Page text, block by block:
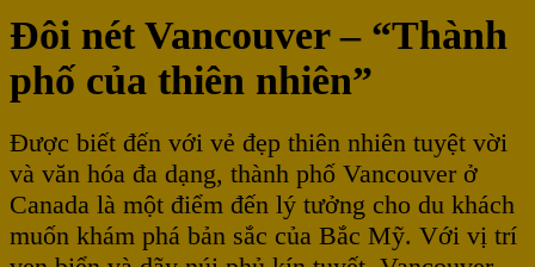
Đôi nét Vancouver – “Thành
phố của thiên nhiên”
Được biết đến với vẻ đẹp thiên nhiên tuyệt vời
và văn hóa đa dạng, thành phố Vancouver ở
Canada là một điểm đến lý tưởng cho du khách
muốn khám phá bản sắc của Bắc Mỹ. Với vị trí